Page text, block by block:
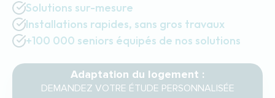
Solutions sur-mesure
Installations rapides, sans gros travaux
+100 000 seniors équipés de nos solutions
Adaptation du logement :
DEMANDEZ VOTRE ÉTUDE PERSONNALISÉE